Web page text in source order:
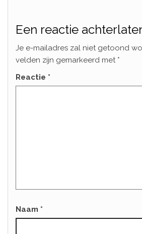
Een reactie
Je e-mailadres zal niet getoond
velden zijn gemarkeerd met *
Reactie *
Naam *